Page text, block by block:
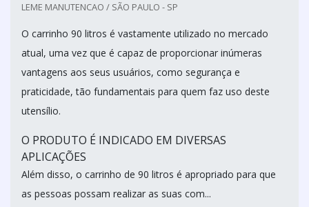
LEME MANUTENCAO / SÃO PAULO - SP
O carrinho 90 litros é vastamente utilizado no mercado
atual, uma vez que é capaz de proporcionar inúmeras
vantagens aos seus usuários, como segurança e
praticidade, tão fundamentais para quem faz uso deste
utensílio.
O PRODUTO É INDICADO EM DIVERSAS
APLICAÇÕES
Além disso, o carrinho de 90 litros é apropriado para que
as pessoas possam realizar as suas com...